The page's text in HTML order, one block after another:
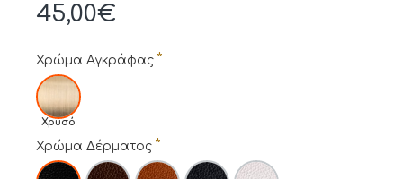
45,00€
Χρώμα Αγκράφας
Χρυσό
Χρώμα Δέρματος